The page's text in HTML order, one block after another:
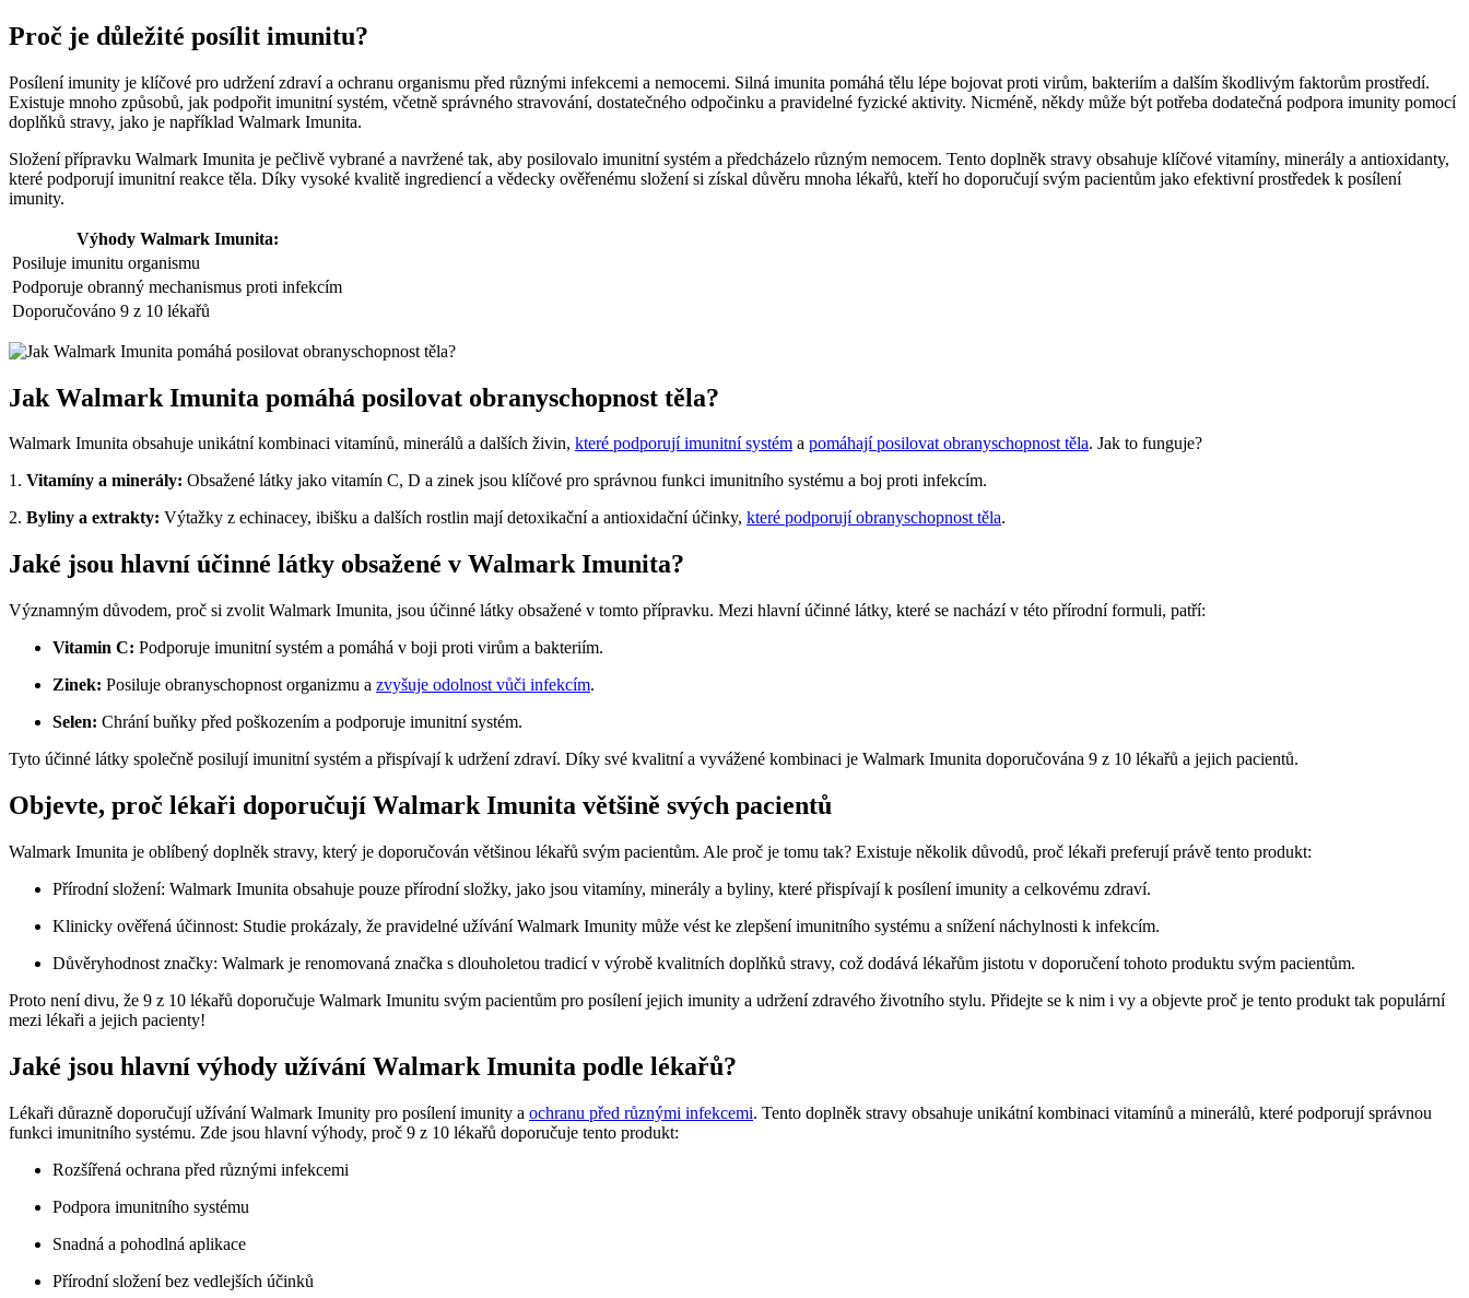
Proč je důležité posílit imunitu?
Posílení imunity je klíčové pro udržení zdraví a ochranu organismu před různými infekcemi a nemocemi. Silná imunita pomáhá tělu lépe bojovat proti virům, bakteriím a dalším škodlivým faktorům prostředí.
Existuje mnoho způsobů, jak podpořit imunitní systém, včetně správného stravování, dostatečného odpočinku a pravidelné fyzické aktivity. Nicméně, někdy může být potřeba dodatečná podpora imunity pomocí
doplňků stravy, jako je například Walmark Imunita.
Složení přípravku Walmark Imunita je pečlivě vybrané a navržené tak, aby posilovalo imunitní systém a předcházelo různým nemocem. Tento doplněk stravy obsahuje klíčové vitamíny, minerály a antioxidanty,
které podporují imunitní reakce těla. Díky vysoké kvalitě ingrediencí a vědecky ověřenému složení si získal důvěru mnoha lékařů, kteří ho doporučují svým pacientům jako efektivní prostředek k posílení
imunity.
Výhody Walmark Imunita:
Posiluje imunitu organismu
Podporuje obranný mechanismus proti infekcím
Doporučováno 9 z 10 lékařů
Jak Walmark Imunita pomáhá posilovat obranyschopnost těla?
Walmark Imunita obsahuje unikátní kombinaci vitamínů, minerálů a dalších živin, které podporují imunitní systém a pomáhají posilovat obranyschopnost těla. Jak to funguje?
1. Vitamíny a minerály: Obsažené látky jako vitamín C, D a zinek jsou klíčové pro správnou funkci imunitního systému a boj proti infekcím.
2. Byliny a extrakty: Výtažky z echinacey, ibišku a dalších rostlin mají detoxikační a antioxidační účinky, které podporují obranyschopnost těla.
Jaké jsou hlavní účinné látky obsažené v Walmark Imunita?
Významným důvodem, proč si zvolit Walmark Imunita, jsou účinné látky obsažené v tomto přípravku. Mezi hlavní účinné látky, které se nachází v této přírodní formuli, patří:
Vitamin C: Podporuje imunitní systém a pomáhá v boji proti virům a bakteriím.
Zinek: Posiluje obranyschopnost organizmu a zvyšuje odolnost vůči infekcím.
Selen: Chrání buňky před poškozením a podporuje imunitní systém.
Tyto účinné látky společně posilují imunitní systém a přispívají k udržení zdraví. Díky své kvalitní a vyvážené kombinaci je Walmark Imunita doporučována 9 z 10 lékařů a jejich pacientů.
Objevte, proč lékaři doporučují Walmark Imunita většině svých pacientů
Walmark Imunita je oblíbený doplněk stravy, který je doporučován většinou lékařů svým pacientům. Ale proč je tomu tak? Existuje několik důvodů, proč lékaři preferují právě tento produkt:
Přírodní složení: Walmark Imunita obsahuje pouze přírodní složky, jako jsou vitamíny, minerály a byliny, které přispívají k posílení imunity a celkovému zdraví.
Klinicky ověřená účinnost: Studie prokázaly, že pravidelné užívání Walmark Imunity může vést ke zlepšení imunitního systému a snížení náchylnosti k infekcím.
Důvěryhodnost značky: Walmark je renomovaná značka s dlouholetou tradicí v výrobě kvalitních doplňků stravy, což dodává lékařům jistotu v doporučení tohoto produktu svým pacientům.
Proto není divu, že 9 z 10 lékařů doporučuje Walmark Imunitu svým pacientům pro posílení jejich imunity a udržení zdravého životního stylu. Přidejte se k nim i vy a objevte proč je tento produkt tak populární
mezi lékaři a jejich pacienty!
Jaké jsou hlavní výhody užívání Walmark Imunita podle lékařů?
Lékaři důrazně doporučují užívání Walmark Imunity pro posílení imunity a ochranu před různými infekcemi. Tento doplněk stravy obsahuje unikátní kombinaci vitamínů a minerálů, které podporují správnou
funkci imunitního systému. Zde jsou hlavní výhody, proč 9 z 10 lékařů doporučuje tento produkt:
Rozšířená ochrana před různými infekcemi
Podpora imunitního systému
Snadná a pohodlná aplikace
Přírodní složení bez vedlejších účinků